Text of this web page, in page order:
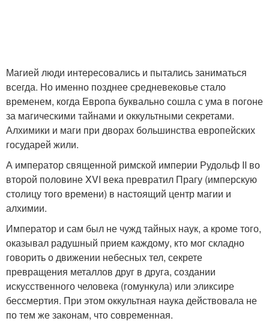
Магией люди интересовались и пытались заниматься
всегда. Но именно позднее средневековье стало
временем, когда Европа буквально сошла с ума в погоне
за магическими тайнами и оккультными секретами.
Алхимики и маги при дворах большинства европейских
государей жили.
А император священной римской империи Рудольф II во
второй половине XVI века превратил Прагу (имперскую
столицу того времени) в настоящий центр магии и
алхимии.
Император и сам был не чужд тайных наук, а кроме того,
оказывал радушный прием каждому, кто мог складно
говорить о движении небесных тел, секрете
превращения металлов друг в друга, создании
искусственного человека (гомункула) или эликсире
бессмертия. При этом оккультная наука действовала не
по тем же законам, что современная.